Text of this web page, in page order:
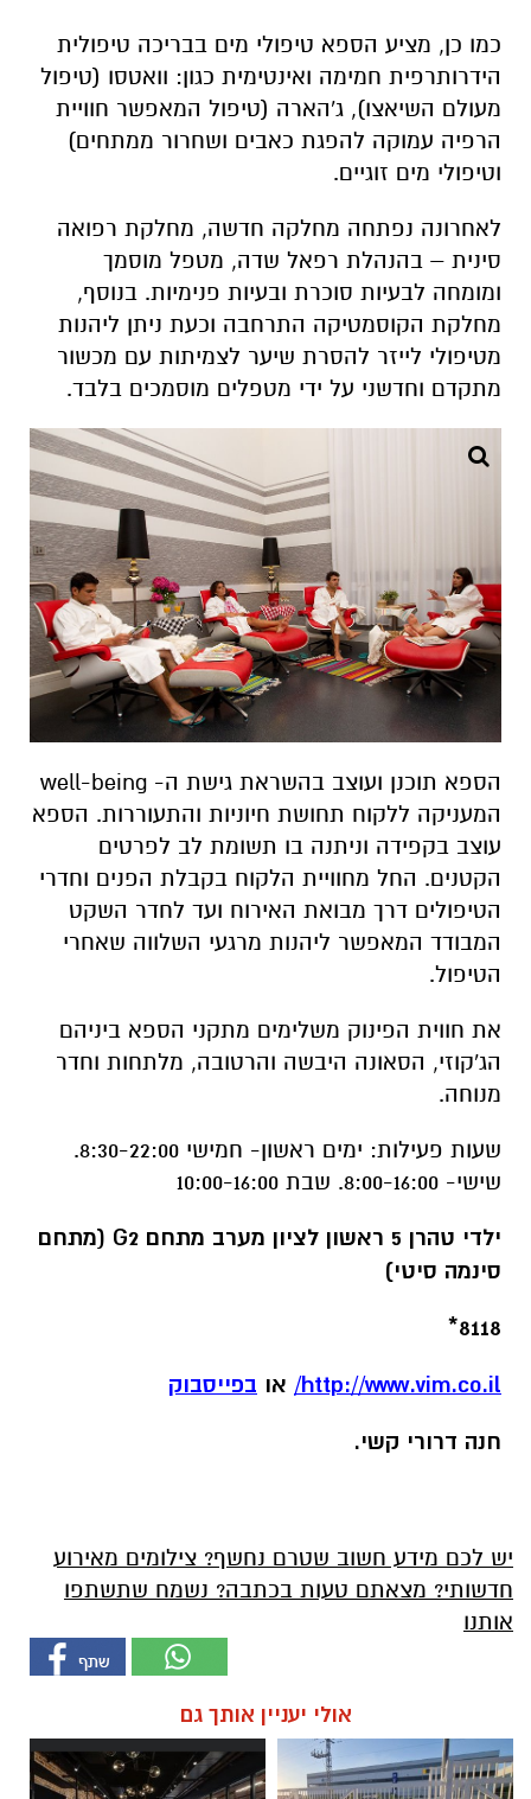
כמו כן, מציע הספא טיפולי מים בבריכה טיפולית
הידרותרפית חמימה ואינטימית כגון: וואטסו (טיפול
מעולם השיאצו), ג'הארה (טיפול המאפשר חוויית
הרפיה עמוקה להפגת כאבים ושחרור ממתחים)
וטיפולי מים זוגיים.
לאחרונה נפתחה מחלקה חדשה, מחלקת רפואה
סינית – בהנהלת רפאל שדה, מטפל מוסמך
ומומחה לבעיות סוכרת ובעיות פנימיות. בנוסף,
מחלקת הקוסמטיקה התרחבה וכעת ניתן ליהנות
מטיפולי לייזר להסרת שיער לצמיתות עם מכשור
מתקדם וחדשני על ידי מטפלים מוסמכים בלבד.
הספא תוכנן ועוצב בהשראת גישת ה- well-being
המעניקה ללקוח תחושת חיוניות והתעוררות. הספא
עוצב בקפידה וניתנה בו תשומת לב לפרטים
הקטנים. החל מחוויית הלקוח בקבלת הפנים וחדרי
הטיפולים דרך מבואת האירוח ועד לחדר השקט
המבודד המאפשר ליהנות מרגעי השלווה שאחרי
הטיפול.
את חווית הפינוק משלימים מתקני הספא ביניהם
הג'קוזי, הסאונה היבשה והרטובה, מלתחות וחדר
מנוחה.
שעות פעילות: ימים ראשון- חמישי 8:30-22:00.
שישי- 8:00-16:00. שבת 10:00-16:00
ילדי טהרן 5 ראשון לציון מערב מתחם G2 (מתחם
סינמה סיטי)
8118*
http://www.vim.co.il/ או בפייסבוק
חנה דרורי קשי.
יש לכם מידע חשוב שטרם נחשף? צילומים מאירוע
חדשותי? מצאתם טעות בכתבה? נשמח שתשתפו
אותנו
אולי יעניין אותך גם